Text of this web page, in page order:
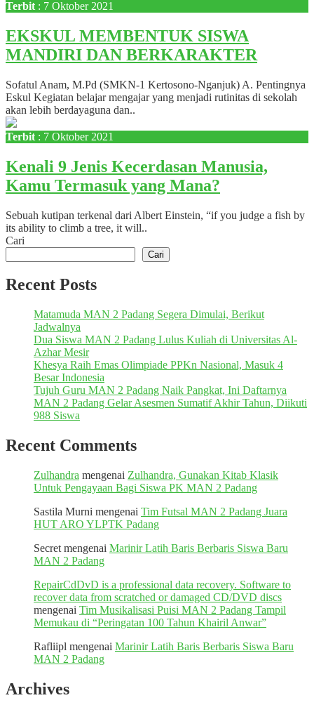
Terbit : 7 Oktober 2021
EKSKUL MEMBENTUK SISWA
MANDIRI DAN BERKARAKTER
Sofatul Anam, M.Pd (SMKN-1 Kertosono-Nganjuk) A. Pentingnya
Eskul Kegiatan belajar mengajar yang menjadi rutinitas di sekolah
akan lebih berdayaguna dan..
Terbit : 7 Oktober 2021
Kenali 9 Jenis Kecerdasan Manusia,
Kamu Termasuk yang Mana?
Sebuah kutipan terkenal dari Albert Einstein, “if you judge a fish by
its ability to climb a tree, it will..
Cari
Cari
Recent Posts
Matamuda MAN 2 Padang Segera Dimulai, Berikut
Jadwalnya
Dua Siswa MAN 2 Padang Lulus Kuliah di Universitas Al-
Azhar Mesir
Khesya Raih Emas Olimpiade PPKn Nasional, Masuk 4
Besar Indonesia
Tujuh Guru MAN 2 Padang Naik Pangkat, Ini Daftarnya
MAN 2 Padang Gelar Asesmen Sumatif Akhir Tahun, Diikuti
988 Siswa
Recent Comments
Zulhandra mengenai Zulhandra, Gunakan Kitab Klasik
Untuk Pengayaan Bagi Siswa PK MAN 2 Padang
Sastila Murni mengenai Tim Futsal MAN 2 Padang Juara
HUT ARO YLPTK Padang
Secret mengenai Marinir Latih Baris Berbaris Siswa Baru
MAN 2 Padang
RepairCdDvD is a professional data recovery. Software to
recover data from scratched or damaged CD/DVD discs
mengenai Tim Musikalisasi Puisi MAN 2 Padang Tampil
Memukau di “Peringatan 100 Tahun Khairil Anwar”
Rafliipl mengenai Marinir Latih Baris Berbaris Siswa Baru
MAN 2 Padang
Archives